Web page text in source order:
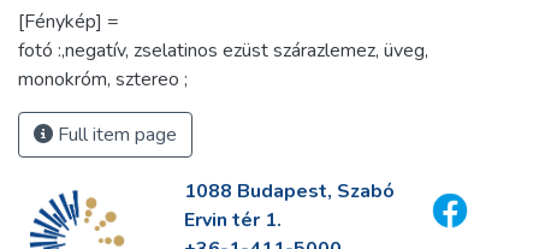
[Fénykép] =
fotó :,negatív, zselatinos ezüst szárazlemez, üveg,
monokróm, sztereo ;
Full item page
1088 Budapest, Szabó
Ervin tér 1.